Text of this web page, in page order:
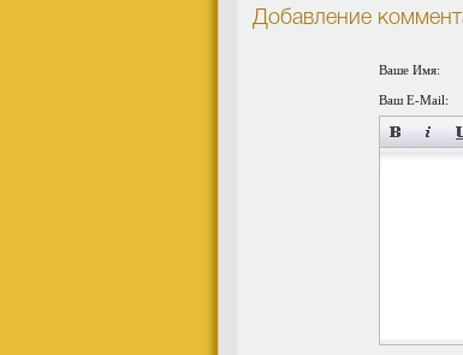
Добавление
Ваше Имя:
Ваш E-Mail: